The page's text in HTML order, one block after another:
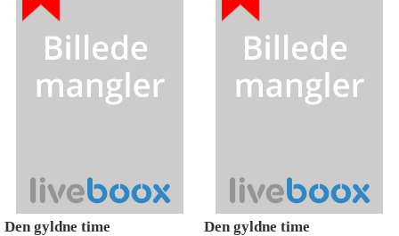
Den gyldne time Den gyldne time